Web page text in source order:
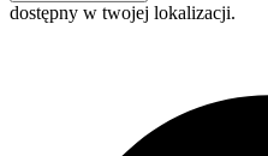
dostępny w twojej lokalizacji.